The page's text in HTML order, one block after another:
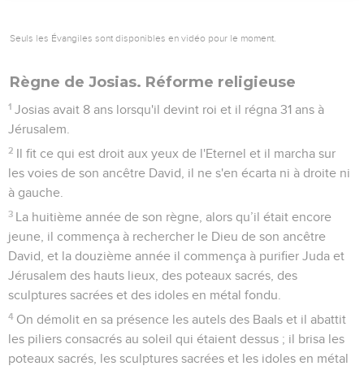
Seuls les Évangiles sont disponibles en vidéo pour le moment.
Règne de Josias. Réforme religieuse
1 Josias avait 8 ans lorsqu'il devint roi et il régna 31 ans à
Jérusalem.
2 Il fit ce qui est droit aux yeux de l'Eternel et il marcha sur
les voies de son ancêtre David, il ne s'en écarta ni à droite ni
à gauche.
3 La huitième année de son règne, alors qu’il était encore
jeune, il commença à rechercher le Dieu de son ancêtre
David, et la douzième année il commença à purifier Juda et
Jérusalem des hauts lieux, des poteaux sacrés, des
sculptures sacrées et des idoles en métal fondu.
4 On démolit en sa présence les autels des Baals et il abattit
les piliers consacrés au soleil qui étaient dessus ; il brisa les
poteaux sacrés, les sculptures sacrées et les idoles en métal